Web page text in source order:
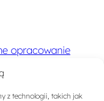
z technologii, takich jak
opracowanie